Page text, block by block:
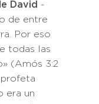
David -
de entre
Por eso
todas las
(Amós 3:2
era un